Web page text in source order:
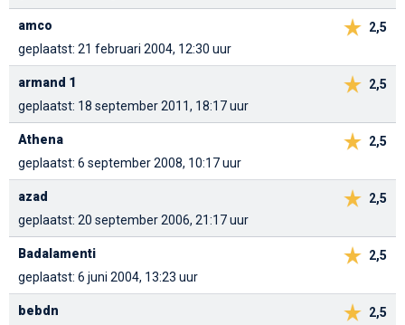
2,5
amco
geplaatst: 21 februari 2004, 12:30 uur
2,5
armand 1
geplaatst: 18 september 2011, 18:17 uur
2,5
Athena
geplaatst: 6 september 2008, 10:17 uur
2,5
azad
geplaatst: 20 september 2006, 21:17 uur
2,5
Badalamenti
geplaatst: 6 juni 2004, 13:23 uur
2,5
bebdn